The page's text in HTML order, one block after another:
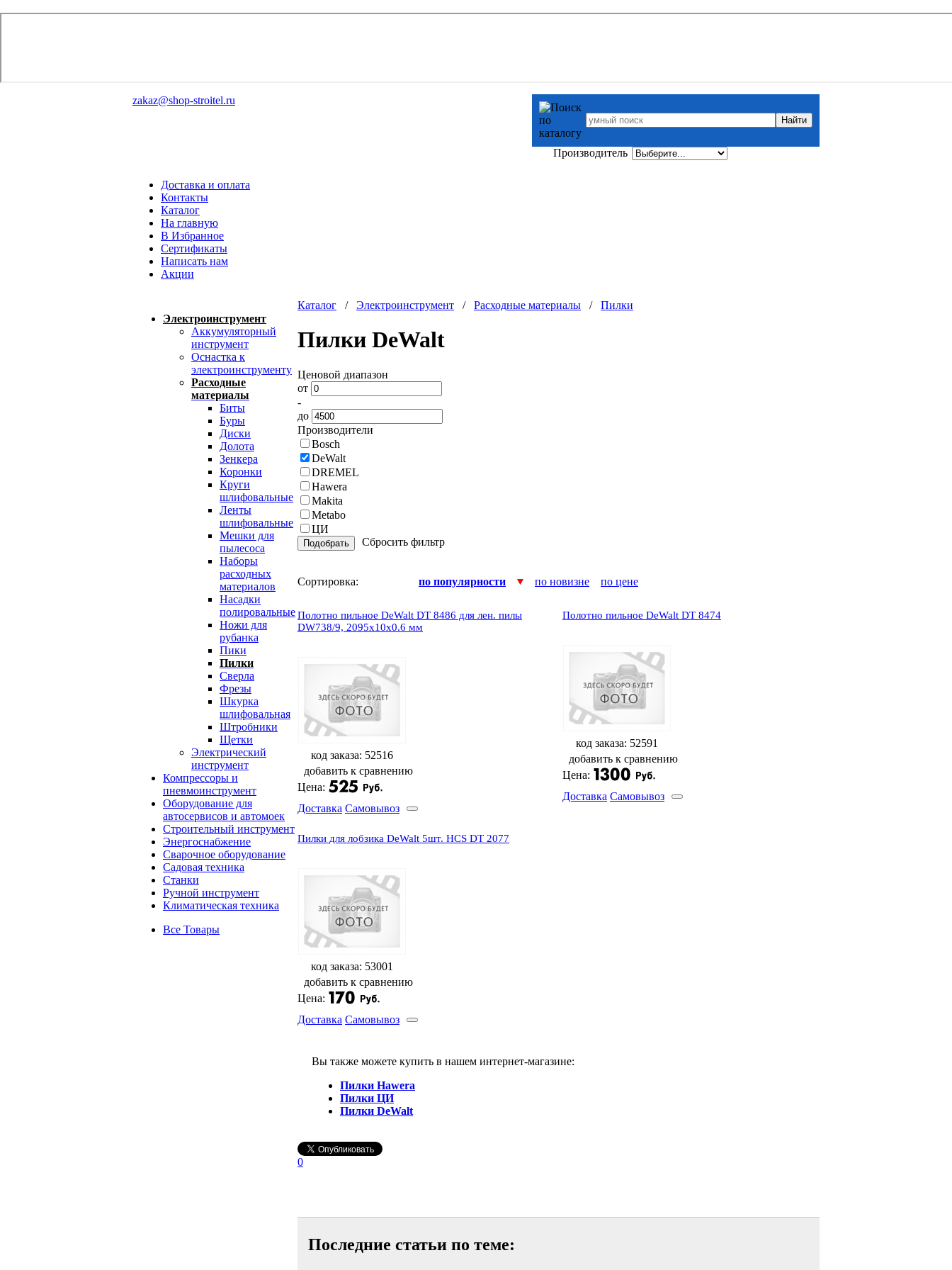
zakaz@shop-stroitel.ru
Производитель
Доставка и оплата
Контакты
Каталог
На главную
В Избранное
Сертификаты
Написать нам
Акции
Электроинструмент
Аккумуляторный
инструмент
Оснастка к
электроинструменту
Расходные
материалы
Биты
Буры
Диски
Долота
Зенкера
Коронки
Круги
шлифовальные
Ленты
шлифовальные
Мешки для
пылесоса
Наборы
расходных
материалов
Насадки
полировальные
Ножи для
рубанка
Пики
Пилки
Сверла
Фрезы
Шкурка
шлифовальная
Штробники
Щетки
Электрический
инструмент
Компрессоры и
пневмоинструмент
Оборудование для
автосервисов и автомоек
Строительный инструмент
Энергоснабжение
Сварочное оборудование
Садовая техника
Станки
Ручной инструмент
Климатическая техника
Все Товары
Каталог / Электроинструмент / Расходные материалы / Пилки
Пилки DeWalt
Ценовой диапазон
от
-
до
Производители
Bosch
DeWalt
DREMEL
Hawera
Makita
Metabo
ЦИ
Сбросить фильтр
Сортировка: по популярности по новизне по цене
Полотно пильное DeWalt DT 8486 для лен. пилы
DW738/9, 2095х10х0.6 мм
код заказа: 52516
добавить к сравнению
Цена:
Доставка Самовывоз
Полотно пильное DeWalt DT 8474
код заказа: 52591
добавить к сравнению
Цена:
Доставка Самовывоз
Пилки для лобзика DeWalt 5шт. HCS DT 2077
код заказа: 53001
добавить к сравнению
Цена:
Доставка Самовывоз
Вы также можете купить в нашем интернет-магазине:
Пилки Hawera
Пилки ЦИ
Пилки DeWalt
0
Последние статьи по теме: